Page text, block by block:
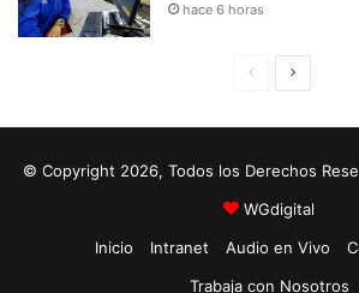
hace 6 horas
i
n
a
u
i
e
© Copyright 2026, Todos los Derechos
WGdigital
Inicio
Intranet Audio en Vivo
Trabaja con Nosotros